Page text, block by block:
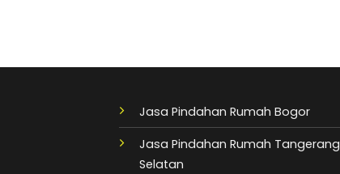
Jasa Pindahan Rumah Bogor
Jasa Pindahan Rumah Tangerang
Selatan